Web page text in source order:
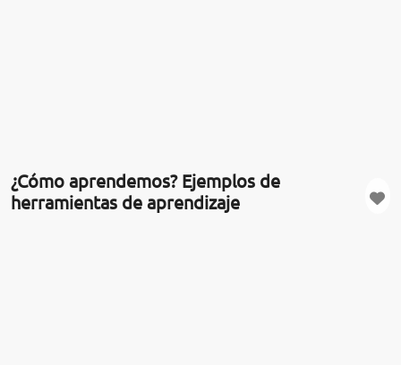
¿Cómo aprendemos? Ejemplos de
herramientas de aprendizaje